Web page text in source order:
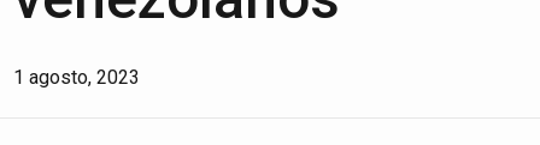
1 agosto, 2023